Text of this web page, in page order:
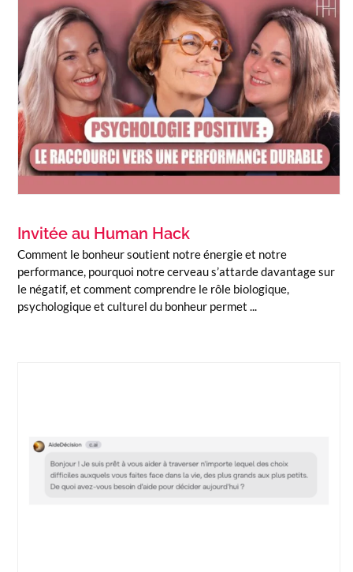
Invitée au Human Hack
Comment le bonheur soutient notre énergie et notre
performance, pourquoi notre cerveau s’attarde davantage sur
le négatif, et comment comprendre le rôle biologique,
psychologique et culturel du bonheur permet ...